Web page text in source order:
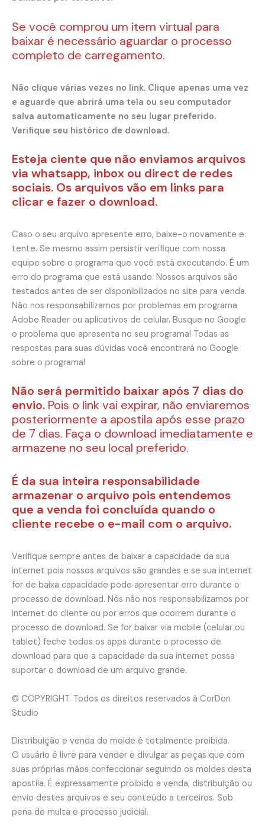
Se você comprou um item virtual para
baixar é necessário aguardar o processo
completo de carregamento.
Não clique várias vezes no link. Clique apenas uma vez
e aguarde que abrirá uma tela ou seu computador
salva automaticamente no seu lugar preferido.
Verifique seu histórico de download.
Esteja ciente que não enviamos arquivos
via whatsapp, inbox ou direct de redes
sociais. Os arquivos vão em links para
clicar e fazer o download.
Caso o seu arquivo apresente erro, baixe-o novamente e
tente. Se mesmo assim persistir verifique com nossa
equipe sobre o programa que você está executando. É um
erro do programa que está usando. Nossos arquivos são
testados antes de ser disponibilizados no site para venda.
Não nos responsabilizamos por problemas em programa
Adobe Reader ou aplicativos de celular. Busque no Google
o problema que apresenta no seu programa! Todas as
respostas para suas dúvidas você encontrará no Google
sobre o programa!
Não será permitido baixar após 7 dias do
envio. Pois o link vai expirar, não enviaremos
posteriormente a apostila após esse prazo
de 7 dias. Faça o download imediatamente e
armazene no seu local preferido.
É da sua inteira responsabilidade
armazenar o arquivo pois entendemos
que a venda foi concluída quando o
cliente recebe o e-mail com o arquivo.
Verifique sempre antes de baixar a capacidade da sua
internet pois nossos arquivos são grandes e se sua internet
for de baixa capacidade pode apresentar erro durante o
processo de download. Nós não nos responsabilizamos por
internet do cliente ou por erros que ocorrem durante o
processo de download. Se for baixar via mobile (celular ou
tablet) feche todos os apps durante o processo de
download para que a capacidade da sua internet possa
suportar o download de um arquivo grande.
© COPYRIGHT. Todos os direitos reservados à CorDon
Studio
Distribuição e venda do molde é totalmente proibida.
O usuário é livre para vender e divulgar as peças que com
suas próprias mãos confeccionar seguindo os moldes desta
apostila. É expressamente proibido a venda, distribuição ou
envio destes arquivos e seu conteúdo a terceiros. Sob
pena de multa e processo judicial.